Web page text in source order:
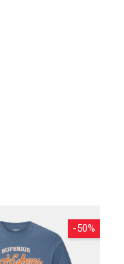
-50%